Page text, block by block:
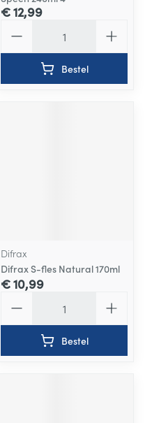
€ 12,99
Bestel
Difrax
Difrax S-fles Natural 170ml
€ 10,99
Bestel